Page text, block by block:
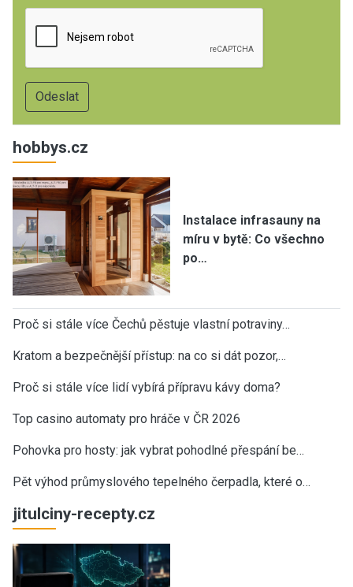
hobbys.cz
Instalace infrasauny na
míru v bytě: Co všechno
po…
Proč si stále více Čechů pěstuje vlastní potraviny…
Kratom a bezpečnější přístup: na co si dát pozor,…
Proč si stále více lidí vybírá přípravu kávy doma?
Top casino automaty pro hráče v ČR 2026
Pohovka pro hosty: jak vybrat pohodlné přespání be…
Pět výhod průmyslového tepelného čerpadla, které o…
jitulciny-recepty.cz